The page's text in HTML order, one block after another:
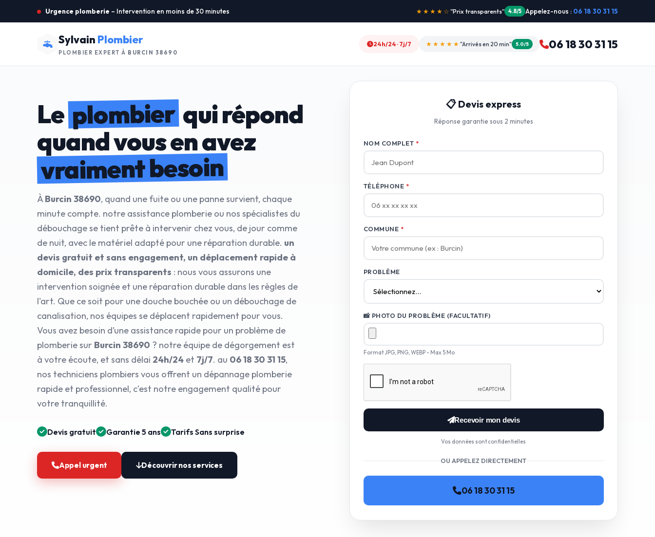
Urgence plomberie – Intervention en moins de 30 minutes ★★★★★ "Intervention dimanche" 5.0/5 Appelez-nous : 06 18 30 31 15
Sylvain Plombier
PLOMBIER EXPERT À BURCIN 38690
24h/24 · 7j/7 ★★★★★ "Arrivés en 20 min" 5.0/5 06 18 30 31 15
Leplombierqui répond
quand vous en avez
vraiment besoin
ÀBurcin 38690, quand une fuite ou une panne survient, chaque
minute compte. notre assistance plomberie ou nos spécialistes du
débouchage se tient prête à intervenir chez vous, de jour comme
de nuit, avec le matériel adapté pour une réparation durable. un
devis gratuit et sans engagement, un déplacement rapide à
domicile, des prix transparents : nous vous assurons une
intervention soignée et une réparation durable dans les règles de
l'art. Que ce soit pour une douche bouchée ou un débouchage de
canalisation, nos équipes se déplacent rapidement pour vous.
Vous avez besoin d’une assistance rapide pour un problème de
plomberie sur Burcin 38690 ? notre équipe de dégorgement est
à votre écoute, et sans délai 24h/24 et 7j/7. au 06 18 30 31 15,
nos techniciens plombiers vous offrent un dépannage plomberie
rapide et professionnel, c'est notre engagement qualité pour
votre tranquillité.
Devis gratuit Garantie 5 ans Tarifs Sans surprise
Appel urgent Découvrir nos services
📋 Devis express
Réponse garantie sous 2 minutes
NOM COMPLET *
TÉLÉPHONE *
COMMUNE *
PROBLÈME
📸 PHOTO DU PROBLÈME (FACULTATIF)
Format JPG, PNG, WEBP - Max 5 Mo
Recevoir mon devis
Vos données sont confidentielles
OU APPELEZ DIRECTEMENT
06 18 30 31 15